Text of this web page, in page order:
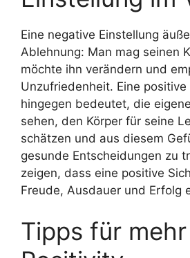
Eine negative Einstellung
Ablehnung: Man mag seinen
möchte ihn verändern und
Unzufriedenheit. Eine positive
hingegen bedeutet, die
sehen, den Körper für seine
schätzen und aus diesem
gesunde Entscheidungen zu
zeigen, dass eine positive
Freude, Ausdauer und Erfolg
Tipps für